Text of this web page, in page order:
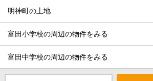
明神町の土地
富田小学校の周辺の物件をみる
富田中学校の周辺の物件をみる